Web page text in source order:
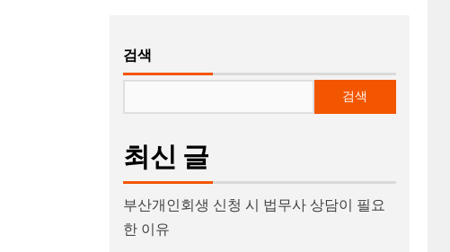
검색
검색
최신 글
부산개인회생 신청 시 법무사 상담이 필요
한 이유